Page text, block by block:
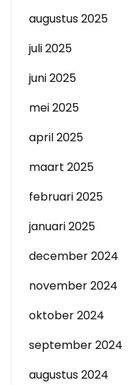
augustus 2025
juli 2025
juni 2025
mei 2025
april 2025
maart 2025
februari 2025
januari 2025
december 2024
november 2024
oktober 2024
september 2024
augustus 2024